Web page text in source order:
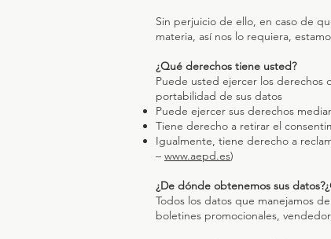
Sin perjuicio de ello, en caso de
materia, así nos lo requiera,
¿Qué derechos tiene usted?
Puede usted ejercer los derechos
portabilidad de sus datos
Puede ejercer sus derechos
Tiene derecho a retirar el
Igualmente, tiene derecho a
– www.aepd.es)
¿De dónde obtenemos sus
Todos los datos que manejamos
boletines promocionales,